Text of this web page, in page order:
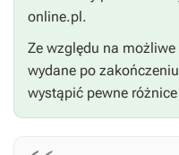
online.pl.
Ze względu na
wydane po
wystąpić pewne